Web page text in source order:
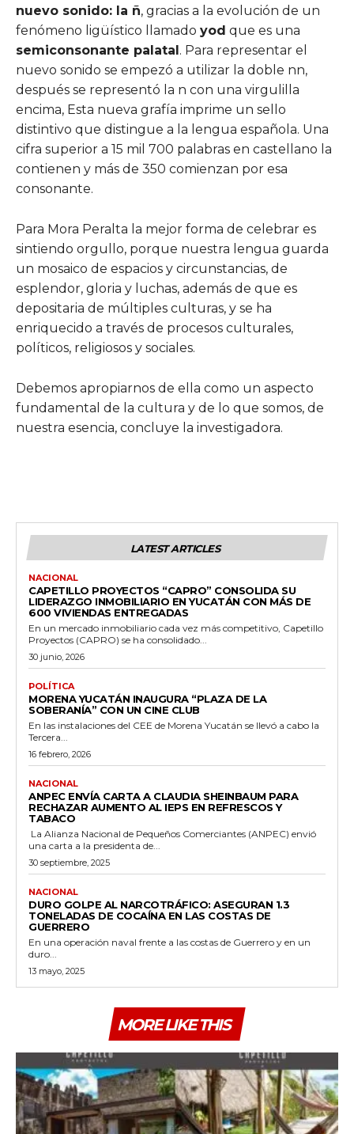
nuevo sonido: la ñ, gracias a la evolución de un
fenómeno ligüístico llamado yod que es una
semiconsonante palatal . Para representar el
nuevo sonido se empezó a utilizar la doble nn,
después se representó la n con una virgulilla
encima, Esta nueva grafía imprime un sello
distintivo que distingue a la lengua española. Una
cifra superior a 15 mil 700 palabras en castellano la
contienen y más de 350 comienzan por esa
consonante.
Para Mora Peralta la mejor forma de celebrar es
sintiendo orgullo, porque nuestra lengua guarda
un mosaico de espacios y circunstancias, de
esplendor, gloria y luchas, además de que es
depositaria de múltiples culturas, y se ha
enriquecido a través de procesos culturales,
políticos, religiosos y sociales.
Debemos apropiarnos de ella como un aspecto
fundamental de la cultura y de lo que somos, de
nuestra esencia, concluye la investigadora.
LATEST ARTICLES
NACIONAL
CAPETILLO PROYECTOS “CAPRO” CONSOLIDA SU
LIDERAZGO INMOBILIARIO EN YUCATÁN CON MÁS DE
600 VIVIENDAS ENTREGADAS
En un mercado inmobiliario cada vez más competitivo, Capetillo
Proyectos (CAPRO) se ha consolidado...
30 junio, 2026
POLÍTICA
MORENA YUCATÁN INAUGURA “PLAZA DE LA
SOBERANÍA” CON UN CINE CLUB
En las instalaciones del CEE de Morena Yucatán se llevó a cabo la
Tercera...
16 febrero, 2026
NACIONAL
ANPEC ENVÍA CARTA A CLAUDIA SHEINBAUM PARA
RECHAZAR AUMENTO AL IEPS EN REFRESCOS Y
TABACO
La Alianza Nacional de Pequeños Comerciantes (ANPEC) envió
una carta a la presidenta de...
30 septiembre, 2025
NACIONAL
DURO GOLPE AL NARCOTRÁFICO: ASEGURAN 1.3
TONELADAS DE COCAÍNA EN LAS COSTAS DE
GUERRERO
En una operación naval frente a las costas de Guerrero y en un
duro...
13 mayo, 2025
MORE LIKE THIS